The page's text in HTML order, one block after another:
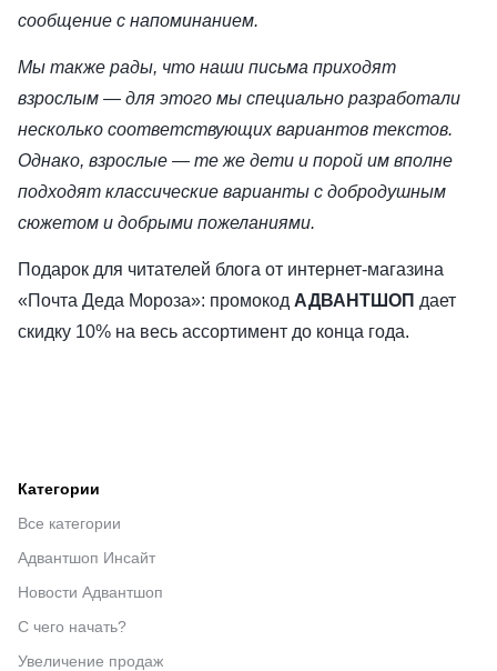
Категории
Все категории
Адвантшоп Инсайт
Новости Адвантшоп
С чего начать?
Увеличение продаж
сообщение с напоминанием.
Мы также рады, что наши письма приходят
взрослым — для этого мы специально разработали
несколько соответствующих вариантов текстов.
Однако, взрослые — те же дети и порой им вполне
подходят классические варианты с добродушным
сюжетом и добрыми пожеланиями.
Подарок для читателей блога от интернет-магазина
«Почта Деда Мороза»: промокод АДВАНТШОП дает
скидку 10% на весь ассортимент до конца года.